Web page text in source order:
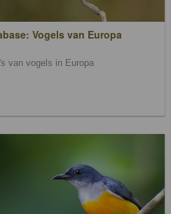
Vogels van Europa
van vogels in Europa